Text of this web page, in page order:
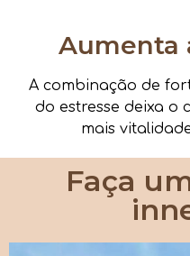
Aumenta
A combinação de
do estresse deixa o
mais
Faça